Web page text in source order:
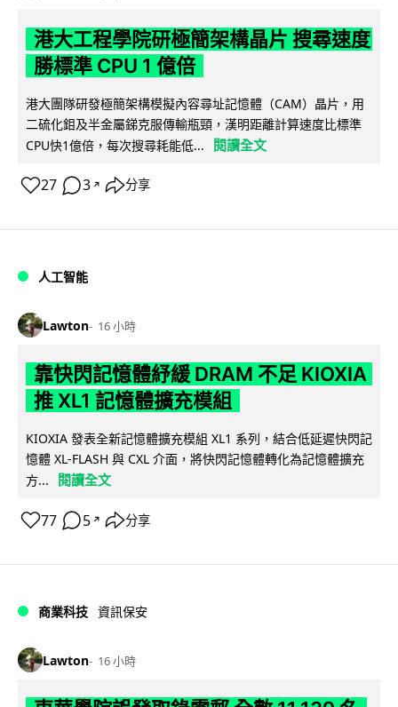
港大工程學院研極簡架構晶片 搜尋速度
勝標準 CPU 1 億倍
港大團隊研發極簡架構模擬內容尋址記憶體（CAM）晶片，用
二硫化鉬及半金屬銻克服傳輸瓶頸，漢明距離計算速度比標準
CPU快1億倍，每次搜尋耗能低...
閱讀全文
27 3 ↗ 分享
人工智能
Lawton 16 小時
靠快閃記憶體紓緩 DRAM 不足 KIOXIA
推 XL1 記憶體擴充模組
KIOXIA 發表全新記憶體擴充模組 XL1 系列，結合低延遲快閃記
憶體 XL-FLASH 與 CXL 介面，將快閃記憶體轉化為記憶體擴充
方...
閱讀全文
77 5 ↗ 分享
商業科技 資訊保安
Lawton 16 小時